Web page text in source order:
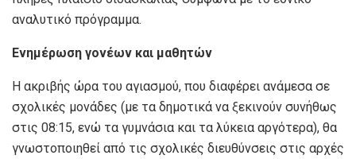
αναλυτικό πρόγραμμα.
Ενημέρωση γονέων και μαθητών
Η ακριβής ώρα του αγιασμού, που διαφέρει ανάμεσα σε
σχολικές μονάδες (με τα δημοτικά να ξεκινούν συνήθως
στις 08:15, ενώ τα γυμνάσια και τα λύκεια αργότερα), θα
γνωστοποιηθεί από τις σχολικές διευθύνσεις στις αρχές